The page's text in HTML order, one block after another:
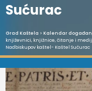
Sućurac
Grad Kaštela > Kalendar
književnici, knjižnice, čitanje i
Nadbiskupov kaštel- Kaštel Sućurac